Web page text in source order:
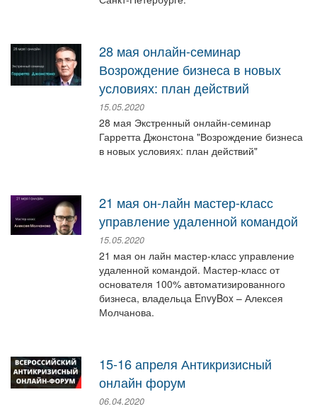
28 мая онлайн-семинар
Возрождение бизнеса в новых
условиях: план действий
15.05.2020
28 мая Экстренный онлайн-семинар
Гарретта Джонстона "Возрождение бизнеса
в новых условиях: план действий"
21 мая он-лайн мастер-класс
управление удаленной командой
15.05.2020
21 мая он лайн мастер-класс управление
удаленной командой. Мастер-класс от
основателя 100% автоматизированного
бизнеса, владельца EnvyBox – Алексея
Молчанова.
15-16 апреля Антикризисный
онлайн форум
06.04.2020